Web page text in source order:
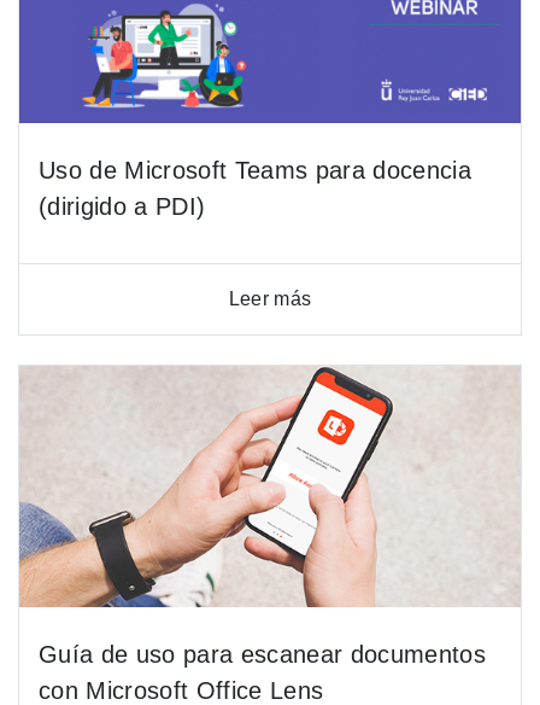
Uso de Microsoft Teams para docencia
(dirigido a PDI)
Leer más
Guía de uso para escanear documentos
con Microsoft Office Lens